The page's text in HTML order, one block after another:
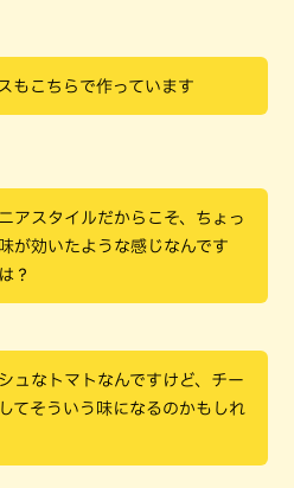
もこちらで作っています
アスタイルだからこそ、ちょっ
が効いたような感じなんです
？
ュなトマトなんですけど、チー
てそういう味になるのかもしれ